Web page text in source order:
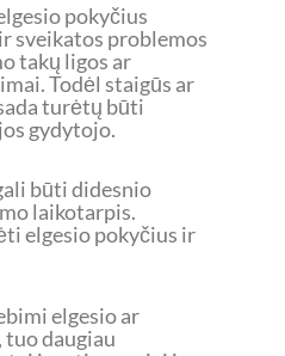
pokyčius
sveikatos problemos
takų ligos ar
Todėl staigūs ar
turėtų būti
gydytojo.
būti didesnio
laikotarpis.
elgesio pokyčius ir
elgesio ar
daugiau